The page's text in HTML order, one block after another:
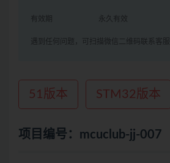
有效期 永久有效
遇到任何问题，可扫描微信二维码联系客服
51版本 STM32版本
项目编号：mcuclub-jj-007